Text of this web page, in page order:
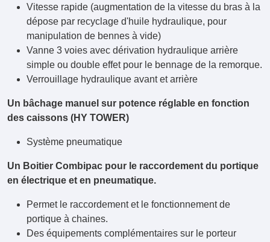
Vitesse rapide (augmentation de la vitesse du bras à la
dépose par recyclage d'huile hydraulique, pour
manipulation de bennes à vide)
Vanne 3 voies avec dérivation hydraulique arrière
simple ou double effet pour le bennage de la remorque.
Verrouillage hydraulique avant et arrière
Un bâchage manuel sur potence réglable en fonction
des caissons (HY TOWER)
Système pneumatique
Un Boitier Combipac pour le raccordement du portique
en électrique et en pneumatique.
Permet le raccordement et le fonctionnement de
portique à chaines.
Des équipements complémentaires sur le porteur